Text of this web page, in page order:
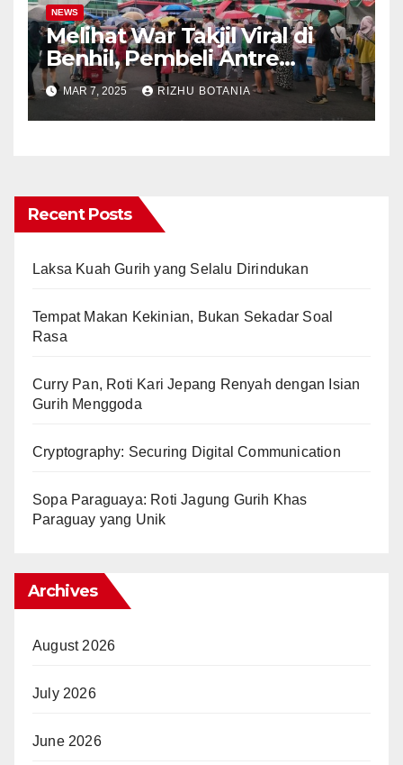
NEWS
Melihat War Takjil Viral di
Benhil, Pembeli Antre
Panjang meski Gerimis
MAR 7, 2025 RIZHU BOTANIA
Recent Posts
Laksa Kuah Gurih yang Selalu Dirindukan
Tempat Makan Kekinian, Bukan Sekadar Soal
Rasa
Curry Pan, Roti Kari Jepang Renyah dengan Isian
Gurih Menggoda
Cryptography: Securing Digital Communication
Sopa Paraguaya: Roti Jagung Gurih Khas
Paraguay yang Unik
Archives
August 2026
July 2026
June 2026